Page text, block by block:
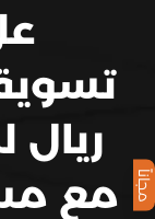
مع مجاناً